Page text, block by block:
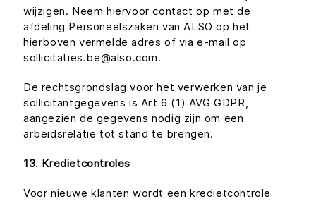
wijzigen. Neem hiervoor contact op met de
afdeling Personeelszaken van ALSO op het
hierboven vermelde adres of via e-mail op
sollicitaties.be@also.com.
De rechtsgrondslag voor het verwerken van je
sollicitantgegevens is Art 6 (1) AVG GDPR,
aangezien de gegevens nodig zijn om een
arbeidsrelatie tot stand te brengen.
13. Kredietcontroles
Voor nieuwe klanten wordt een kredietcontrole